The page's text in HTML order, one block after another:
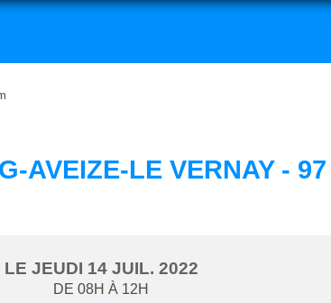
AVEIZE-LE VERNAY -
LE JEUDI 14 JUIL. 2022
DE 08H À 12H